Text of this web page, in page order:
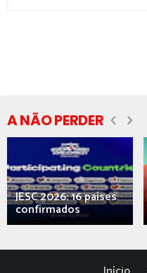
A NÃO PERDER
JESC 2026: 16 países
confirmados